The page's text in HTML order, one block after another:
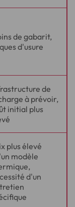
de gabarit,
d'usure
de
à prévoir,
initial plus
plus élevé
modèle
d'un